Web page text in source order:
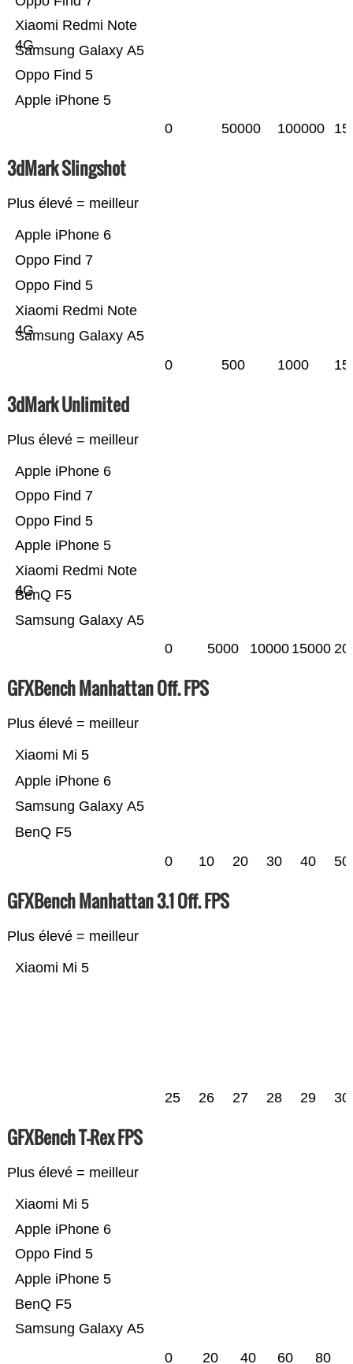
Apple iPhone 5
Oppo Find 5
Samsung Galaxy A5
Xiaomi Redmi Note
4G
0 50000 100000
3dMark Slingshot
Plus élevé = meilleur
Samsung Galaxy A5
Xiaomi Redmi Note
4G
Oppo Find 5
Oppo Find 7
Apple iPhone 6
0 500 1000
3dMark Unlimited
Plus élevé = meilleur
Samsung Galaxy A5
BenQ F5
Xiaomi Redmi Note
4G
Apple iPhone 5
Oppo Find 5
Oppo Find 7
Apple iPhone 6
0 5000 10000 15000
GFXBench Manhattan Off. FPS
Plus élevé = meilleur
BenQ F5
Samsung Galaxy A5
Apple iPhone 6
Xiaomi Mi 5
0 10 20 30 40 50
GFXBench Manhattan 3.1 Off. FPS
Plus élevé = meilleur
Xiaomi Mi 5
25 26 27 28 29 30
GFXBench T-Rex FPS
Plus élevé = meilleur
Samsung Galaxy A5
BenQ F5
Apple iPhone 5
Oppo Find 5
Apple iPhone 6
Xiaomi Mi 5
0 20 40 60 80